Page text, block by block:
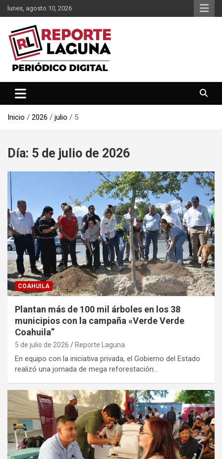
Saltar
al
contenido
lunes, agosto 10, 2026
Reporte Laguna
Inicio 2026 julio 5
Día: 5 de julio de 2026
COAHUILA
Plantan más de 100 mil árboles en los 38
municipios con la campaña «Verde Verde
Coahuila”
5 de julio de 2026 Reporte Laguna
En equipo con la iniciativa privada, el Gobierno del Estado
realizó una jornada de mega reforestación…